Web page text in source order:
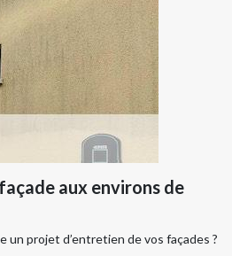
aux environs de
un projet d’entretien de vos façades ?